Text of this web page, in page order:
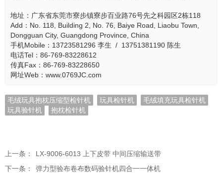
地址：广东省东莞市寮步镇寮步百业路76号先之科园区2栋118
Add：No. 118, Building 2, No. 76, Baiye Road, Liaobu Town,
Dongguan City, Guangdong Province, China
手机Mobile：13723581296 李生 / 13751381190 陈生
电话Tel：86-769-83228612
传真Fax：86-769-83228650
网址Web：www.0769JC.com
毛绒玩具抱枕压缩型检针机 玩具检针机
毛绒填充玩具检针机
玩具验针机
抱枕检针机
上一条：
LX-9006-6013 上下皮带 中间压缩输送带
下一条：
弹力型验布卷布数码验针机四合一一体机